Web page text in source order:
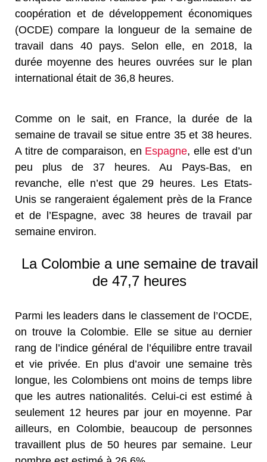
coopération et de développement économiques
(OCDE) compare la longueur de la semaine de
travail dans 40 pays. Selon elle, en 2018, la
durée moyenne des heures ouvrées sur le plan
international était de 36,8 heures.
Comme on le sait, en France, la durée de la
semaine de travail se situe entre 35 et 38 heures.
A titre de comparaison, en Espagne, elle est d’un
peu plus de 37 heures. Au Pays-Bas, en
revanche, elle n’est que 29 heures. Les Etats-
Unis se rangeraient également près de la France
et de l’Espagne, avec 38 heures de travail par
semaine environ.
La Colombie a une semaine de travail
de 47,7 heures
Parmi les leaders dans le classement de l’OCDE,
on trouve la Colombie. Elle se situe au dernier
rang de l’indice général de l’équilibre entre travail
et vie privée. En plus d’avoir une semaine très
longue, les Colombiens ont moins de temps libre
que les autres nationalités. Celui-ci est estimé à
seulement 12 heures par jour en moyenne. Par
ailleurs, en Colombie, beaucoup de personnes
travaillent plus de 50 heures par semaine. Leur